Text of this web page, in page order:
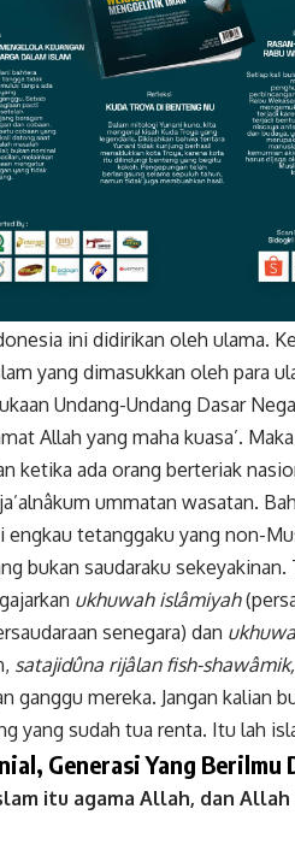
Facebook Twitter
ini didirikan oleh ulama.
yang dimasukkan oleh para
Undang-Undang Dasar
Allah yang maha kuasa’.
ketika ada orang berteriak
ummatan wasatan.
engkau tetanggaku yang non-
bukan saudaraku sekeyakinan.
ukhuwah islâmiyah
senegara) dan
satajidûna rijâlan fish-shawâmik,
ganggu mereka. Jangan kalian
yang sudah tua renta. Itu lah
Generasi Yang Berilmu
itu agama Allah, dan